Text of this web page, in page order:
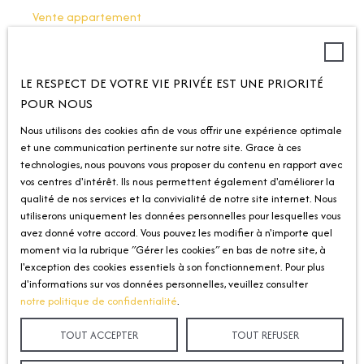
Vente appartement
INFORMATIONS
Nos honoraires
Mentions légales
Politique de confidentialité
Plan du site
Gérer les cookies
Propulsé par
LE RESPECT DE VOTRE VIE PRIVÉE EST UNE PRIORITÉ
POUR NOUS
Nous utilisons des cookies afin de vous offrir une expérience optimale
et une communication pertinente sur notre site. Grace à ces
technologies, nous pouvons vous proposer du contenu en rapport avec
vos centres d'intérêt. Ils nous permettent également d'améliorer la
qualité de nos services et la convivialité de notre site internet. Nous
utiliserons uniquement les données personnelles pour lesquelles vous
avez donné votre accord. Vous pouvez les modifier à n'importe quel
moment via la rubrique ″Gérer les cookies″ en bas de notre site, à
l'exception des cookies essentiels à son fonctionnement. Pour plus
d'informations sur vos données personnelles, veuillez consulter
notre politique de confidentialité.
TOUT ACCEPTER TOUT REFUSER